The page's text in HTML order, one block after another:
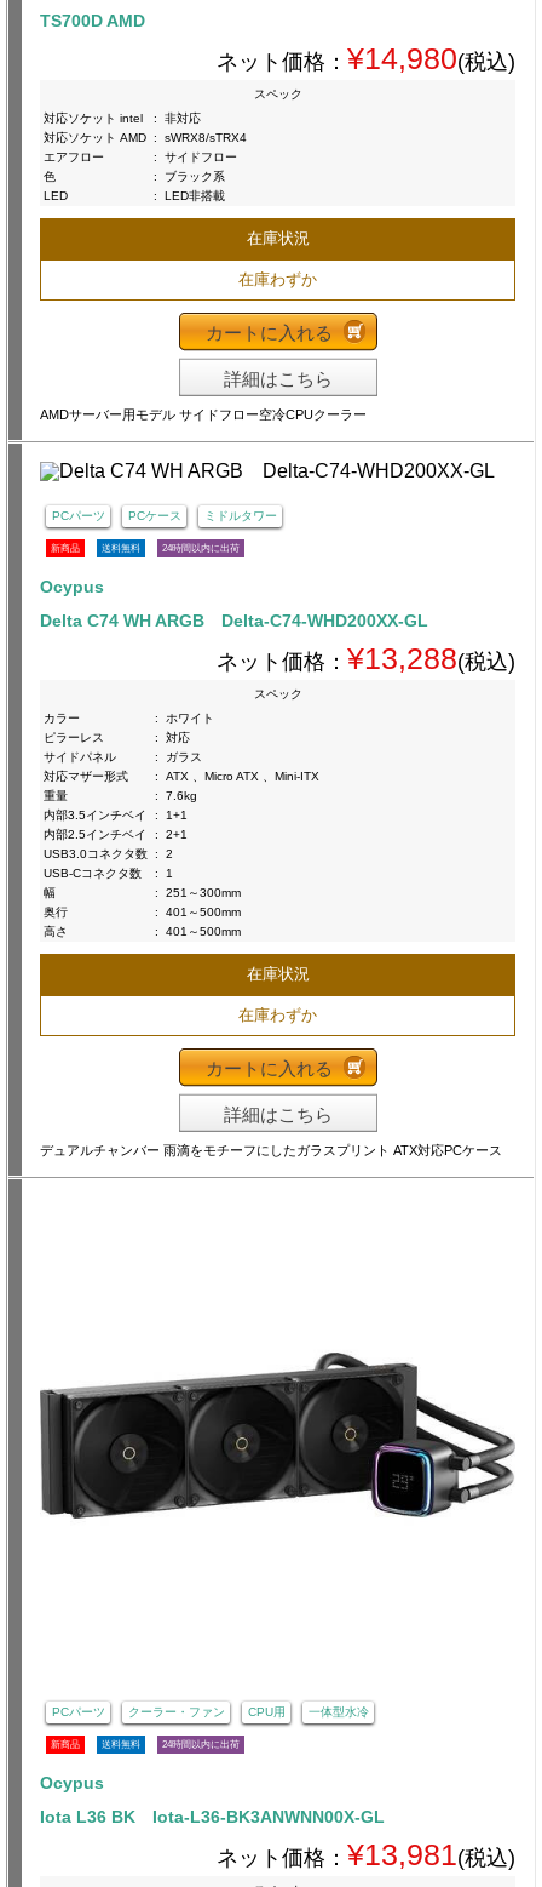
TS700D AMD
ネット価格： ¥14,980(税込)
スペック
対応ソケット intel
:
非対応
対応ソケット AMD :
sWRX8/sTRX4
エアフロー
:
サイドフロー
色
:
ブラック系
LED
: LED非搭載
在庫状況
在庫わずか
カートに入れる
詳細はこちら
AMDサーバー用モデル サイドフロー空冷CPUクーラー
PCパーツ PCケース ミドルタワー
新商品 送料無料 24時間以内に出荷
Ocypus
Delta C74 WH ARGB Delta-C74-WHD200XX-GL
ネット価格： ¥13,288(税込)
スペック
カラー
:
ホワイト
ピラーレス
:
対応
サイドパネル
:
ガラス
対応マザー形式
:
ATX 、Micro ATX 、Mini-ITX
重量
:
7.6kg
内部3.5インチベイ
:
1+1
内部2.5インチベイ
:
2+1
USB3.0コネクタ数 :
2
USB-Cコネクタ数
:
1
幅
:
251～300mm
奥行
:
401～500mm
高さ
: 401～500mm
在庫状況
在庫わずか
カートに入れる
詳細はこちら
デュアルチャンバー 雨滴をモチーフにしたガラスプリント ATX対応PCケース
PCパーツ クーラー・ファン CPU用 一体型水冷
新商品 送料無料 24時間以内に出荷
Ocypus
Iota L36 BK Iota-L36-BK3ANWNN00X-GL
ネット価格： ¥13,981(税込)